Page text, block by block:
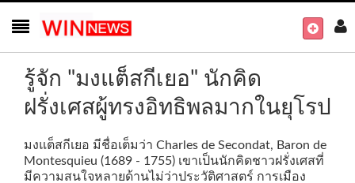
รู้จัก "มงแต็สกีเยอ" นักคิด
ฝรั่งเศสผู้ทรงอิทธิพลมากในยุโรป
มงแต็สกีเยอ มีชื่อเต็มว่า Charles de Secondat, Baron de
Montesquieu (1689 - 1755) เขาเป็นนักคิดชาวฝรั่งเศสที่
มีความสนใจหลายด้านไม่ว่าประวัติศาสตร์ การเมือง